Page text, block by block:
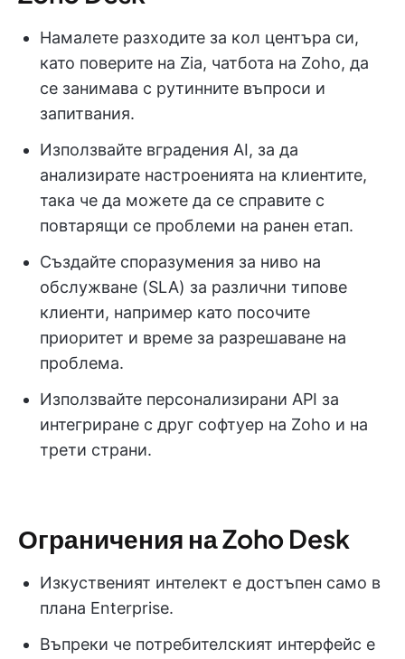
Намалете разходите за кол центъра си,
като поверите на Zia, чатбота на Zoho, да
се занимава с рутинните въпроси и
запитвания.
Използвайте вградения AI, за да
анализирате настроенията на клиентите,
така че да можете да се справите с
повтарящи се проблеми на ранен етап.
Създайте споразумения за ниво на
обслужване (SLA) за различни типове
клиенти, например като посочите
приоритет и време за разрешаване на
проблема.
Използвайте персонализирани API за
интегриране с друг софтуер на Zoho и на
трети страни.
Ограничения на Zoho Desk
Изкуственият интелект е достъпен само в
плана Enterprise.
Въпреки че потребителският интерфейс е